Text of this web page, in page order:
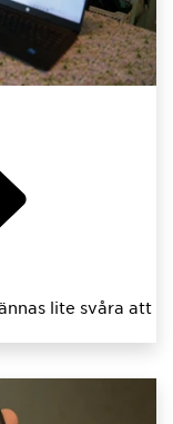
lite svåra att